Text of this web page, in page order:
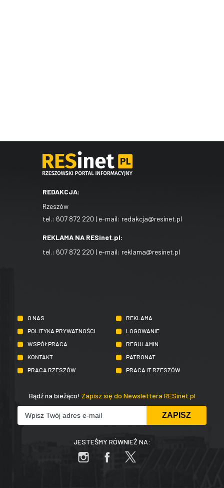
REDAKCJA:
Rzeszów
tel.: 607 872 220 | e-mail: redakcja@resinet.pl
REKLAMA NA RESinet.pl:
tel.: 607 872 220 | e-mail: reklama@resinet.pl
O NAS
REKLAMA
POLITYKA PRYWATNOŚCI
LOGOWANIE
WSPÓŁPRACA
REGULAMIN
KONTAKT
PATRONAT
PRACA RZESZÓW
PRACA IT RZESZÓW
Bądź na bieżąco! Zapisz się do Newslettera RESinet.pl
JESTEŚMY RÓWNIEŻ NA: